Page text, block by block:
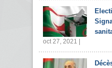
oct 27, 2021 |